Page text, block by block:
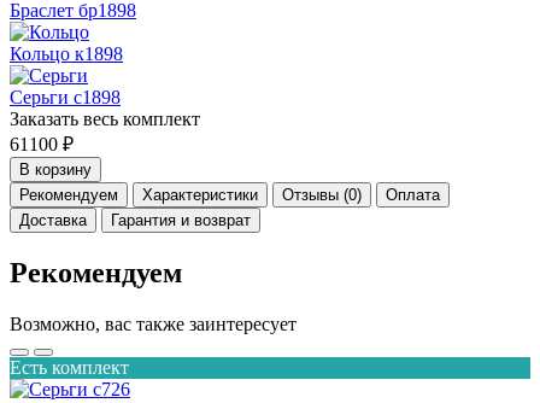
Браслет бр1898
Кольцо к1898
Серьги с1898
Заказать весь комплект
61100 ₽
В корзину
Рекомендуем
Характеристики Отзывы (0)
Оплата
Доставка
Гарантия и возврат
Рекомендуем
Возможно, вас также заинтересует
Есть комплект